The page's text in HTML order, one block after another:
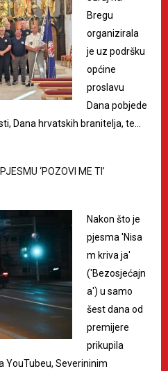
Bregu
organizirala
je uz podršku
općine
proslavu
Dana pobjede
Dana hrvatskih branitelja, te…
‘POZOVI ME TI’
Nakon što je
pjesma 'Nisa
m kriva ja'
('Bezosjećajn
a') u samo
šest dana od
premijere
prikupila
YouTubeu, Severininim